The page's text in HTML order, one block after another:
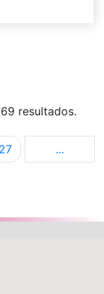
resultados.
TAB para
Página
27 ...